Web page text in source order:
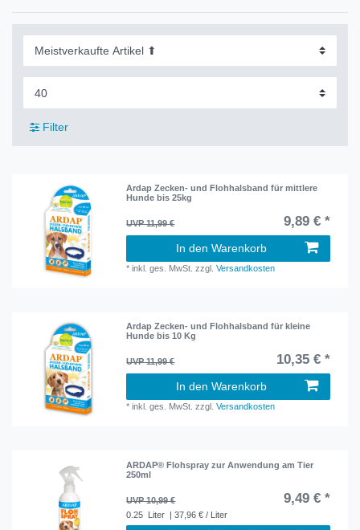
Filter
Ardap Zecken- und Flohhalsband für mittlere
Hunde bis 25kg
UVP 11,99 € 9,89 € *
In den Warenkorb
*inkl. ges. MwSt. zzgl.Versandkosten
Ardap Zecken- und Flohhalsband für kleine
Hunde bis 10 Kg
UVP 11,99 € 10,35 € *
In den Warenkorb
*inkl. ges. MwSt. zzgl.Versandkosten
ARDAP® Flohspray zur Anwendung am Tier
250ml
UVP 10,99 € 9,49 € *
0.25 Liter | 37,96 € / Liter